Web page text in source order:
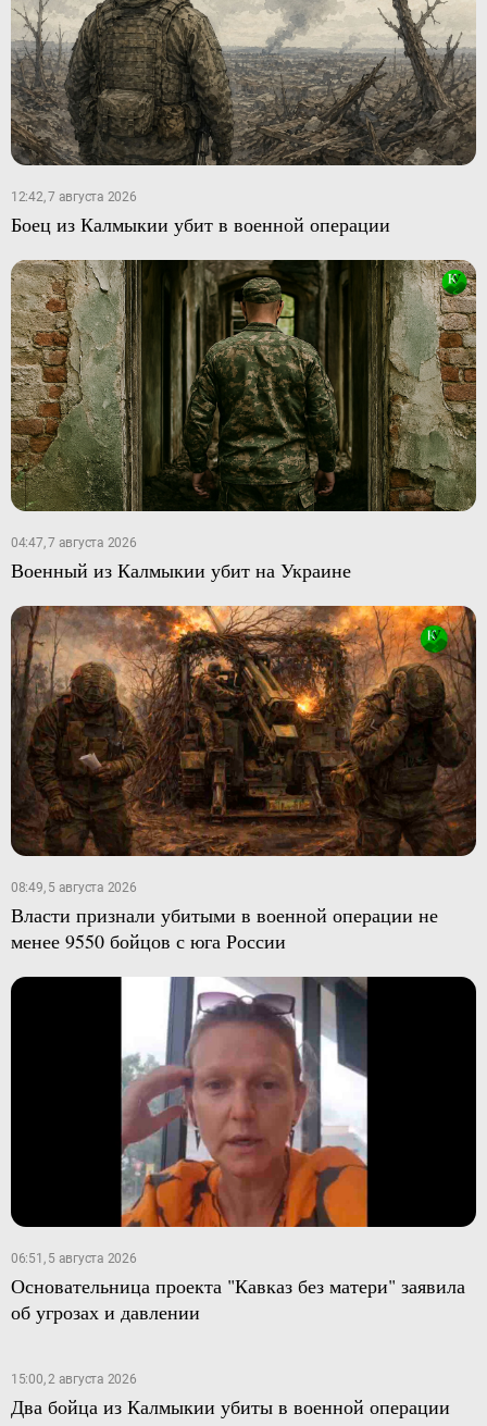
12:42, 7 августа 2026
Боец из Калмыкии убит в военной операции
04:47, 7 августа 2026
Военный из Калмыкии убит на Украине
08:49, 5 августа 2026
Власти признали убитыми в военной операции не
менее 9550 бойцов с юга России
06:51, 5 августа 2026
Основательница проекта "Кавказ без матери" заявила
об угрозах и давлении
15:00, 2 августа 2026
Два бойца из Калмыкии убиты в военной операции